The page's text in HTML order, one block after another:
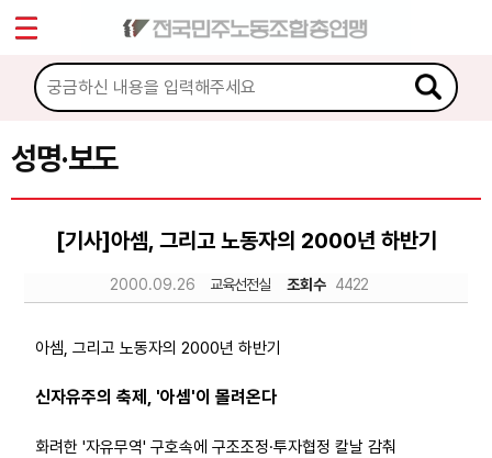
성명·보도
[기사]아셈, 그리고 노동자의 2000년 하반기
2000.09.26 교육선전실 조회수 4422
아셈, 그리고 노동자의 2000년 하반기
신자유주의 축제, '아셈'이 몰려온다
화려한 '자유무역' 구호속에 구조조정·투자협정 칼날 감춰
마이페이지
소개
소식
공지사항
성명·보도
노동상담
자료
Sketchbook5, 스케치북5
Sketchbook5, 스케치북5